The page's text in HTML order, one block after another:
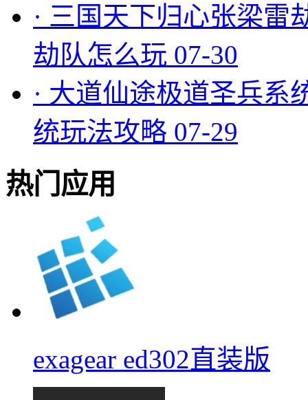
· 三国天下归心张梁雷
劫队怎么玩 07-30
· 大道仙途极道圣兵系
统玩法攻略 07-29
热门应用
exagear ed302直装版